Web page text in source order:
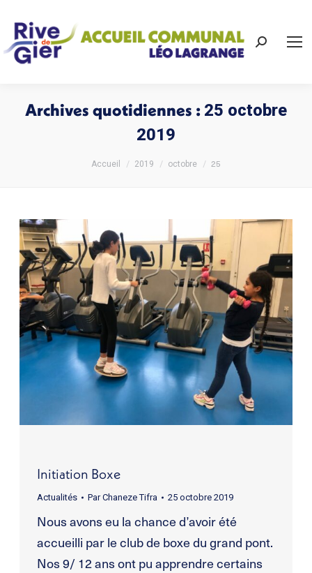
Archives quotidiennes : 25 octobre
2019
Vous êtes ici :
Accueil 2019 octobre 25
Initiation Boxe
Actualités ParChaneze Tifra 25 octobre 2019
Nous avons eu la chance d’avoir été
accueilli par le club de boxe du grand pont.
Nos 9/ 12 ans ont pu apprendre certains